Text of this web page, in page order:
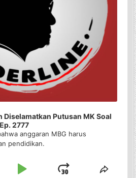
Diselamatkan Putusan MK Soal
2777
anggaran MBG harus
pendidikan.
Share